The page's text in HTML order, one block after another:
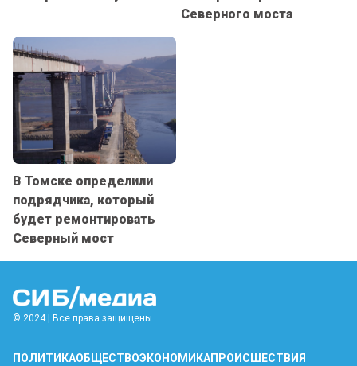
Северного моста
В Томске определили
подрядчика, который
будет ремонтировать
Северный мост
© 2024 | Все права защищены
ПОЛИТИКАОБЩЕСТВОЭКОНОМИКАПРОИСШЕСТВИЯ